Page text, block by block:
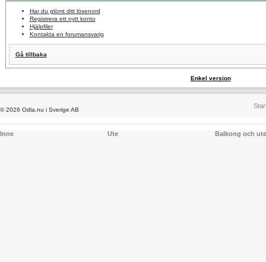
Har du glömt ditt lösenord
Registrera ett nytt konto
Hjälpfiler
Kontakta en forumansvarig
Gå tillbaka
Enkel version
© 2026 Odla.nu i Sverige AB
Inne Ute Balkong och